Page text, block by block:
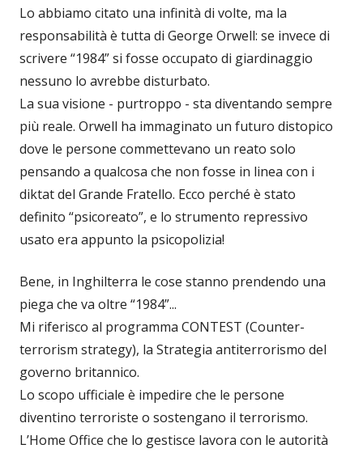
Lo abbiamo citato una infinità di volte, ma la
responsabilità è tutta di George Orwell: se invece di
scrivere “1984” si fosse occupato di giardinaggio
nessuno lo avrebbe disturbato.
La sua visione - purtroppo - sta diventando sempre
più reale. Orwell ha immaginato un futuro distopico
dove le persone commettevano un reato solo
pensando a qualcosa che non fosse in linea con i
diktat del Grande Fratello. Ecco perché è stato
definito “psicoreato”, e lo strumento repressivo
usato era appunto la psicopolizia!
Bene, in Inghilterra le cose stanno prendendo una
piega che va oltre “1984”...
Mi riferisco al programma CONTEST (Counter-
terrorism strategy), la Strategia antiterrorismo del
governo britannico.
Lo scopo ufficiale è impedire che le persone
diventino terroriste o sostengano il terrorismo.
L’Home Office che lo gestisce lavora con le autorità